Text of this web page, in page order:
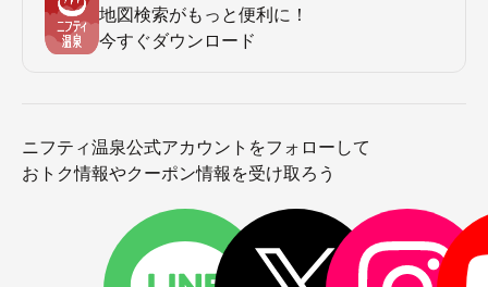
地図検索がもっと便利に！
今すぐダウンロード
ニフティ温泉公式アカウントをフォローして
おトク情報やクーポン情報を受け取ろう